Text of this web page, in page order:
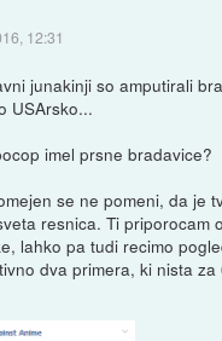
12:31
junakinji so amputirali
USArsko...
imel prsne bradavice?
se ne pomeni, da je
resnica. Ti priporocam
lahko pa tudi recimo
dva primera, ki nista za